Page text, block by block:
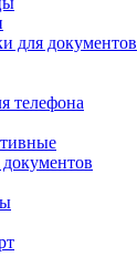
для документов
телефона